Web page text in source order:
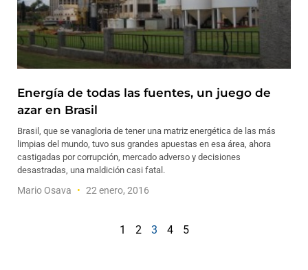
Energía de todas las fuentes, un juego de
azar en Brasil
Brasil, que se vanagloria de tener una matriz energética de las más
limpias del mundo, tuvo sus grandes apuestas en esa área, ahora
castigadas por corrupción, mercado adverso y decisiones
desastradas, una maldición casi fatal.
Mario Osava 22 enero, 2016
1 2 3 4 5